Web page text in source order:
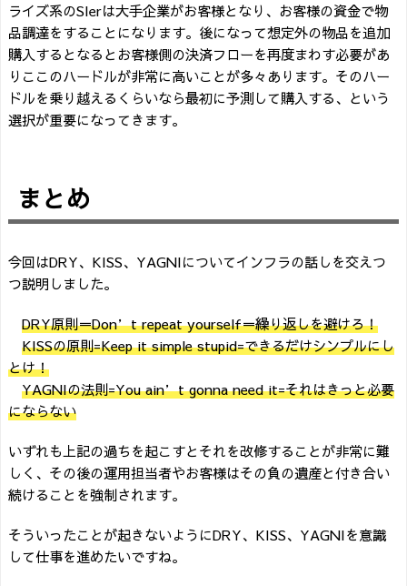
ライズ系のSIerは大手企業がお客様となり、お客様の資金で物
品調達をすることになります。後になって想定外の物品を追加
購入するとなるとお客様側の決済フローを再度まわす必要があ
りここのハードルが非常に高いことが多々あります。そのハー
ドルを乗り越えるくらいなら最初に予測して購入する、という
選択が重要になってきます。
まとめ
今回はDRY、KISS、YAGNIについてインフラの話しを交えつ
つ説明しました。
DRY原則＝Don’t repeat yourself＝繰り返しを避けろ！
KISSの原則=Keep it simple stupid=できるだけシンプルにし
とけ！
YAGNIの法則=You ain’t gonna need it=それはきっと必要
にならない
いずれも上記の過ちを起こすとそれを改修することが非常に難
しく、その後の運用担当者やお客様はその負の遺産と付き合い
続けることを強制されます。
そういったことが起きないようにDRY、KISS、YAGNIを意識
して仕事を進めたいですね。